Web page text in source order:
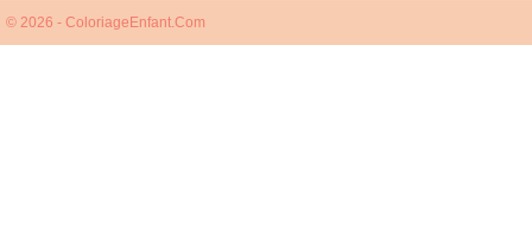
© 2026 - ColoriageEnfant.Com